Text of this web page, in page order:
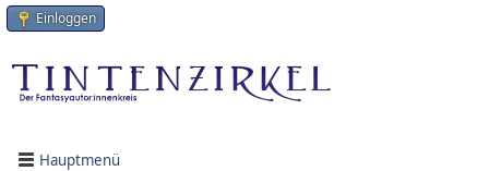
Einloggen
Hauptmenü